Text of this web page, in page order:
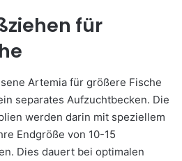
für
Artemia für größere Fische
separates Aufzuchtbecken. Die
werden darin mit speziellem
Endgröße von 10-15
Dies dauert bei optimalen